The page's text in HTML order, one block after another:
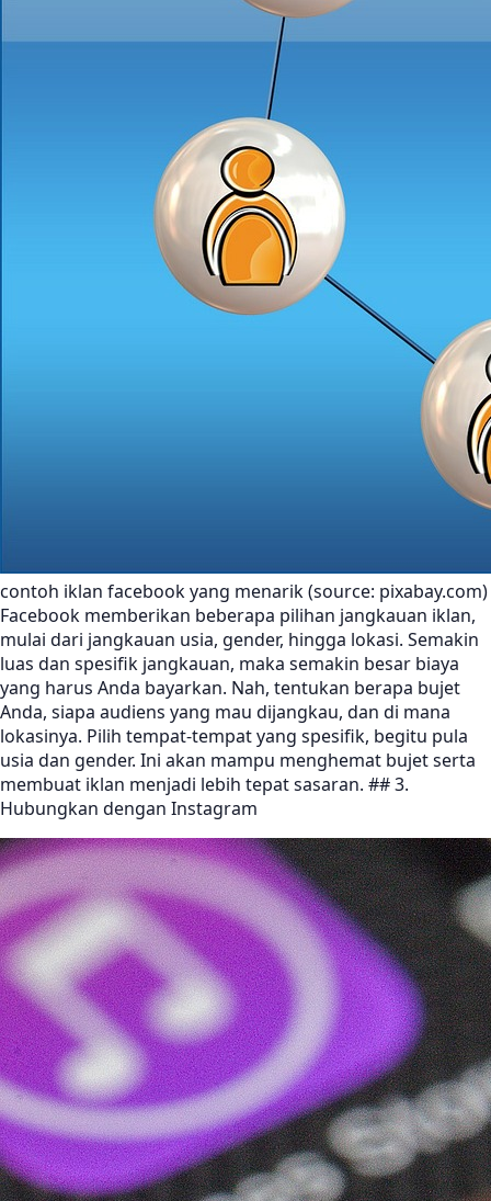
contoh iklan facebook yang menarik (source: pixabay.com)
Facebook memberikan beberapa pilihan jangkauan iklan,
mulai dari jangkauan usia, gender, hingga lokasi. Semakin
luas dan spesifik jangkauan, maka semakin besar biaya
yang harus Anda bayarkan. Nah, tentukan berapa bujet
Anda, siapa audiens yang mau dijangkau, dan di mana
lokasinya. Pilih tempat-tempat yang spesifik, begitu pula
usia dan gender. Ini akan mampu menghemat bujet serta
membuat iklan menjadi lebih tepat sasaran. ## 3.
Hubungkan dengan Instagram